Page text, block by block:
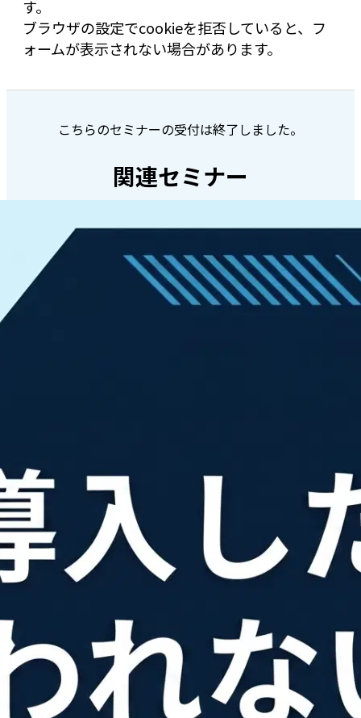
す。
ブラウザの設定でcookieを拒否していると、フ
ォームが表示されない場合があります。
こちらのセミナーの受付は終了しました。
関連セミナー